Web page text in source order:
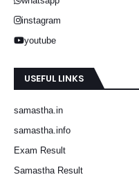
instagram
youtube
USEFUL LINKS
samastha.in
samastha.info
Exam Result
Samastha Result